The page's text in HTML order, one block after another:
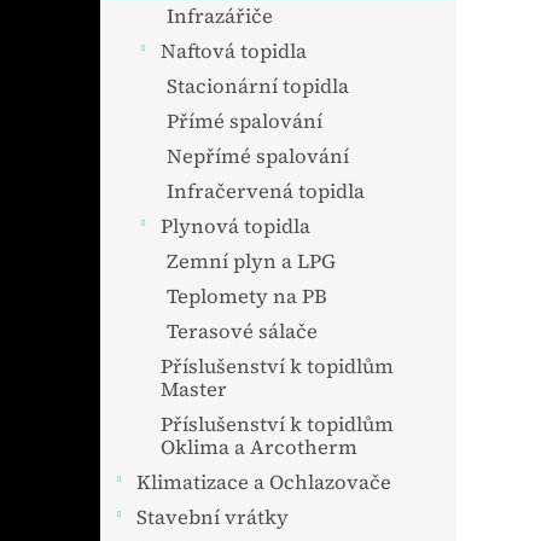
Infrazářiče
Naftová topidla
Stacionární topidla
Přímé spalování
Nepřímé spalování
Infračervená topidla
Plynová topidla
Zemní plyn a LPG
Teplomety na PB
Terasové sálače
Příslušenství k topidlům
Master
Příslušenství k topidlům
Oklima a Arcotherm
Klimatizace a Ochlazovače
Stavební vrátky